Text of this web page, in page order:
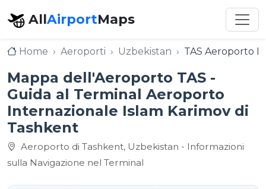
AllAirportMaps
Home Aeroporti Uzbekistan TAS Aeroporto
Mappa dell'Aeroporto TAS -
Guida al Terminal Aeroporto
Internazionale Islam Karimov di
Tashkent
Aeroporto di Tashkent, Uzbekistan - Informazioni
sulla Navigazione nel Terminal